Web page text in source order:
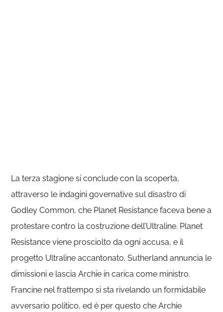
La terza stagione si conclude con la scoperta,
attraverso le indagini governative sul disastro di
Godley Common, che Planet Resistance faceva bene a
protestare contro la costruzione dell’Ultraline. Planet
Resistance viene prosciolto da ogni accusa, e il
progetto Ultraline accantonato. Sutherland annuncia le
dimissioni e lascia Archie in carica come ministro.
Francine nel frattempo si sta rivelando un formidabile
avversario politico, ed è per questo che Archie